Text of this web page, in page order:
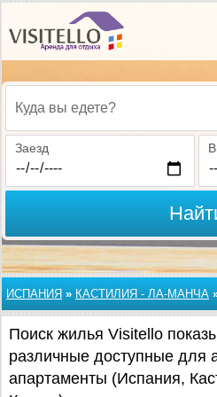
Куда вы едете?
Заезд
ИСПАНИЯ » КАСТИЛИЯ - ЛА-МАНЧА
Поиск жилья Visitello
различные доступные для
апартаменты (Испания,